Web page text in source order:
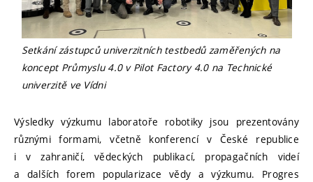
Setkání zástupců univerzitních testbedů zaměřených na
koncept Průmyslu 4.0 v Pilot Factory 4.0 na Technické
univerzitě ve Vídni
Výsledky výzkumu laboratoře robotiky jsou prezentovány
různými formami, včetně konferencí v České republice
i v zahraničí, vědeckých publikací, propagačních videí
a dalších forem popularizace vědy a výzkumu. Progres